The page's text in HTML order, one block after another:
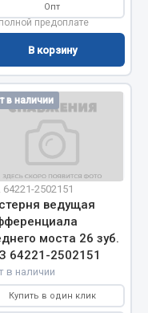
Опт
предоплате
В корзину
в наличии
64221-2502151
ведущая
моста 26 зуб.
64221-2502151
в наличии
Купить в один клик